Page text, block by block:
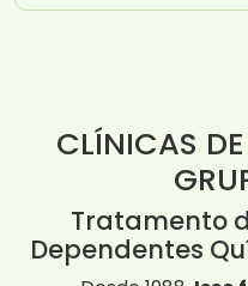
CLÍNICAS
Tratamento
Dependentes